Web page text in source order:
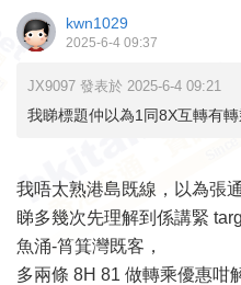
kwn1029
2025-6-4 09:37
JX9097 發表於 2025-6-4 09:21
我睇標題仲以為1同8X互轉有轉
我唔太熟港島既線，以為張
睇多幾次先理解到係講緊
魚涌-筲箕灣既客，
多兩條 8H 81 做轉乘優惠咁